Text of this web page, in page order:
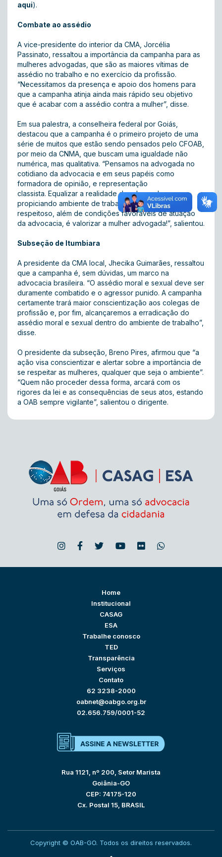
aqui).
Combate ao assédio
A vice-presidente do interior da CMA, Jorcélia
Passinato, ressaltou a importância da campanha para as
mulheres advogadas, que são as maiores vítimas de
assédio no trabalho e no exercício da profissão.
“Necessitamos da presença e apoio dos homens para
que a campanha atinja ainda mais rápido seu objetivo
que é acabar com a assédio contra a mulher”, disse.
Em sua palestra, a conselheira federal por Goiás,
destacou que a campanha é o primeiro projeto de uma
série de muitos que estão sendo pensados pelo CFOAB,
por meio da CNMA, que buscam uma igualdade não
numérica, mas qualitativa. “Pensamos na advogada no
cotidiano da advocacia e em seus papéis como
formadora de opinião, e representação
classista. Equalizar a realidade da advogada,
propiciando ambiente de trabalho saudável e
respeitoso, além de condições favoráveis de atuação
da advocacia, é valorizar a mulher advogada!”, salientou.
Subseção de Itumbiara
A presidente da CMA local, Jhecika Guimarães, ressaltou
que a campanha é, sem dúvidas, um marco na
advocacia brasileira. “O assédio moral e sexual deve ser
duramente combatido e o agressor punido. A campanha
certamente trará maior conscientização aos colegas de
profissão e, por fim, alcançaremos a erradicação do
assédio moral e sexual dentro do ambiente de trabalho”,
disse.
O presidente da subseção, Breno Pires, afirmou que “a
ação visa conscientizar e alertar sobre a importância de
se respeitar as mulheres, qualquer que seja o ambiente”.
“Quem não proceder dessa forma, arcará com os
rigores da lei e as consequências de seus atos, estando
a OAB sempre vigilante”, salientou o dirigente.
Home
Institucional
CASAG
ESA
Trabalhe conosco
TED
Transparência
Serviços
Contato
62 3238-2000
oabnet@oabgo.org.br
02.656.759/0001-52
Rua 1121, nº 200, Setor Marista
Goiânia-GO
CEP: 74175-120
Cx. Postal 15, BRASIL
Copyright © OAB-GO. Todos os direitos reservados.